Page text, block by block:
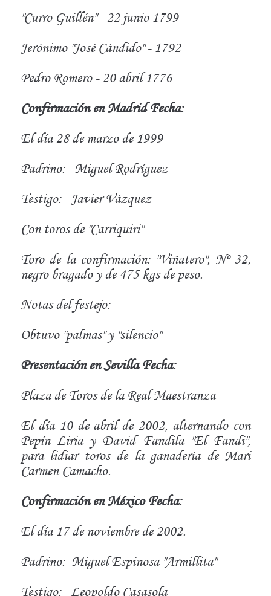
"Curro Guillén" - 22 junio 1799
Jerónimo "José Cándido" - 1792
Pedro Romero - 20 abril 1776
Confirmación en Madrid Fecha:
El día 28 de marzo de 1999
Padrino: Miguel Rodríguez
Testigo:
Javier Vázquez
Con toros de "Carriquiri"
Toro de la confirmación: "Viñatero", Nº 32,
negro bragado y de 475 kgs de peso.
Notas del festejo:
Obtuvo "palmas" y "silencio"
Presentación en Sevilla Fecha:
Plaza de Toros de la Real Maestranza
El día 10 de abril de 2002, alternando con
Pepín Liria y David Fandila "El Fandi",
para lidiar toros de la ganadería de Mari
Carmen Camacho.
Confirmación en México Fecha:
El día 17 de noviembre de 2002.
Padrino: Miguel Espinosa "Armillita"
Testigo: Leopoldo Casasola